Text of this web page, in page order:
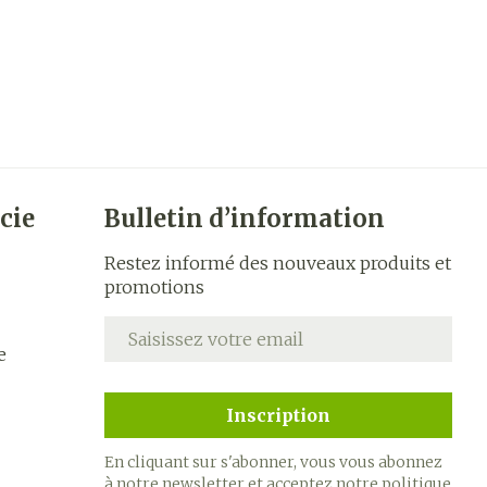
Bulletin d’information
Restez informé des nouveaux produits et
promotions
Inscription
En cliquant sur s'abonner, vous vous abonnez